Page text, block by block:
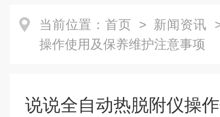
当前位置： 首页 > 新闻资讯
操作使用及保养维护注意事项
说说全自动热脱附仪操